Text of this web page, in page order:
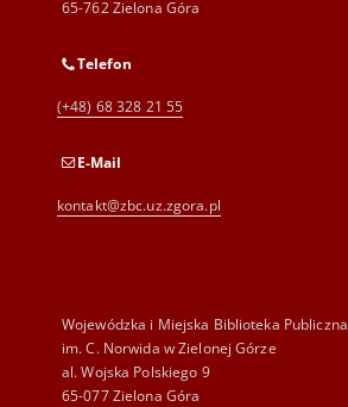
65-762 Zielona Góra
Telefon
(+48) 68 328 21 55
E-Mail
kontakt@zbc.uz.zgora.pl
Wojewódzka i Miejska Biblioteka Publiczna
im. C. Norwida w Zielonej Górze
al. Wojska Polskiego 9
65-077 Zielona Góra